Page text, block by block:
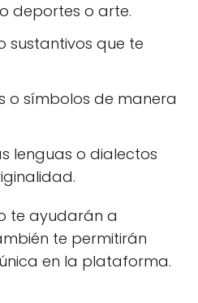
deportes o arte.
sustantivos que te
o símbolos de manera
lenguas o dialectos
te ayudarán a
te permitirán
en la plataforma.